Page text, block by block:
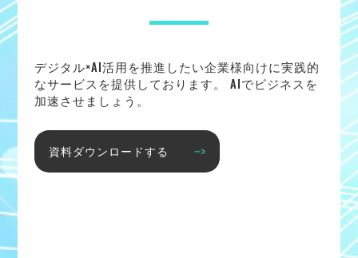
デジタル×AI活用を推進したい企業様向けに実践的
なサービスを提供しております。 AIでビジネスを
加速させましょう。
資料ダウンロードする